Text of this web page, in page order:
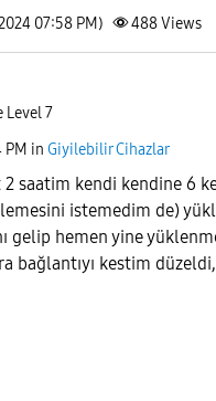
07:58 PM) 488Views
Level 7
PM in Giyilebilir Cihazlar
saatim kendi kendine 6
istemedim de)
gelip hemen yine
bağlantıyı kestim